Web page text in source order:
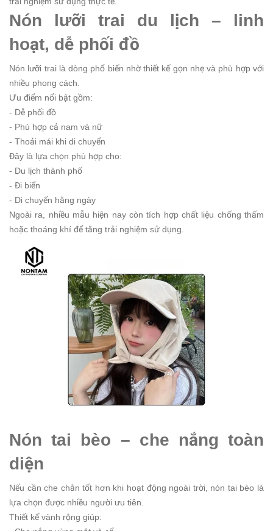
Nón lưỡi trai du lịch – linh
hoạt, dễ phối đồ
Nón lưỡi trai là dòng phổ biến nhờ thiết kế gọn nhẹ và phù hợp với
nhiều phong cách.
Ưu điểm nổi bật gồm:
- Dễ phối đồ
- Phù hợp cả nam và nữ
- Thoải mái khi di chuyển
Đây là lựa chọn phù hợp cho:
- Du lịch thành phố
- Đi biển
- Di chuyển hằng ngày
Ngoài ra, nhiều mẫu hiện nay còn tích hợp chất liệu chống thấm
hoặc thoáng khí để tăng trải nghiệm sử dụng.
Nón tai bèo – che nắng toàn
diện
Nếu cần che chắn tốt hơn khi hoạt động ngoài trời, nón tai bèo là
lựa chọn được nhiều người ưu tiên.
Thiết kế vành rộng giúp: